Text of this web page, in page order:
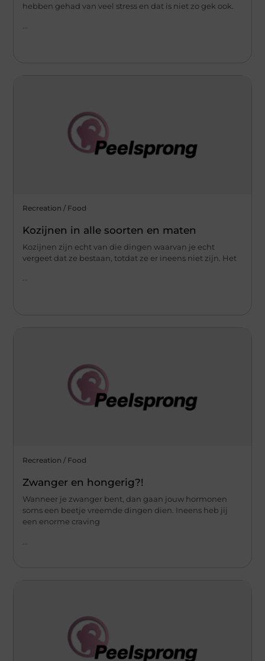
hebben gehad van veel stress en dat is niet zo gek ook.
Recreation / Food
Kozijnen in alle soorten en maten
Kozijnen zijn echt van die dingen waarvan je echt
vergeet dat ze bestaan, totdat ze er ineens niet zijn. Het
...
Recreation / Food
Zwanger en hongerig?!
Wanneer je zwanger bent, dan gaan jouw hormonen
soms een beetje vreemde dingen dien. Ineens heb jij
een enorme craving